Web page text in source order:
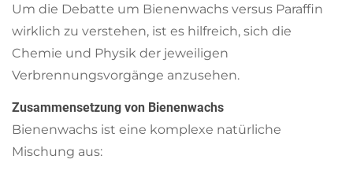
Um die Debatte um Bienenwachs versus Paraffin
wirklich zu verstehen, ist es hilfreich, sich die
Chemie und Physik der jeweiligen
Verbrennungsvorgänge anzusehen.
Zusammensetzung von Bienenwachs
Bienenwachs ist eine komplexe natürliche
Mischung aus: